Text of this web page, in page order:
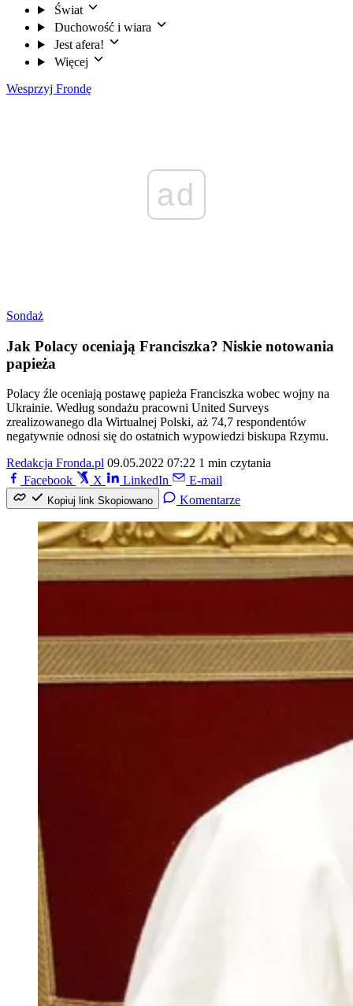
Świat
Duchowość i wiara
Jest afera!
Więcej
Wesprzyj Frondę
ad
Sondaż
Jak Polacy oceniają Franciszka? Niskie notowania
papieża
Polacy źle oceniają postawę papieża Franciszka wobec wojny na
Ukrainie. Według sondażu pracowni United Surveys
zrealizowanego dla Wirtualnej Polski, aż 74,7 respondentów
negatywnie odnosi się do ostatnich wypowiedzi biskupa Rzymu.
Redakcja Fronda.pl 09.05.2022 07:22 1 min czytania
Facebook
X LinkedIn E-mail
Kopiuj link Skopiowano Komentarze